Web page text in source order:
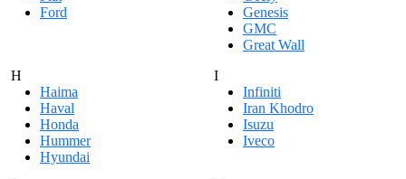
Ford
Genesis
GMC
Great Wall
H
Haima
Haval
Honda
Hummer
Hyundai
I
Infiniti
Iran Khodro
Isuzu
Iveco